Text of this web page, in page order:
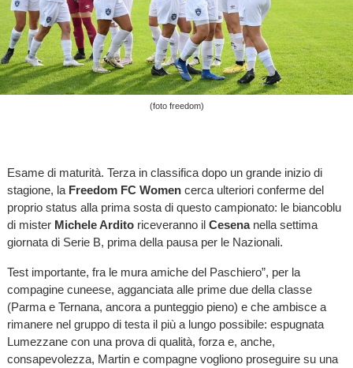
(foto freedom)
Esame di maturità. Terza in classifica dopo un grande inizio di
stagione, laFreedom FC Womencerca ulteriori conferme del
proprio status alla prima sosta di questo campionato: le biancoblu
di mister Michele Arditoriceveranno il Cesenanella settima
giornata di Serie B, prima della pausa per le Nazionali.
Test importante, fra le mura amiche del Paschiero”, per la
compagine cuneese, agganciata alle prime due della classe
(Parma e Ternana, ancora a punteggio pieno) e che ambisce a
rimanere nel gruppo di testa il più a lungo possibile: espugnata
Lumezzane con una prova di qualità, forza e, anche,
consapevolezza, Martin e compagne vogliono proseguire su una